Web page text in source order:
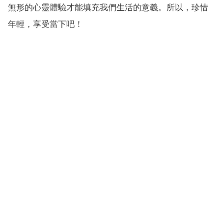
無形的心靈體驗才能填充我們生活的意義。所以，珍惜
年輕，享受當下吧！